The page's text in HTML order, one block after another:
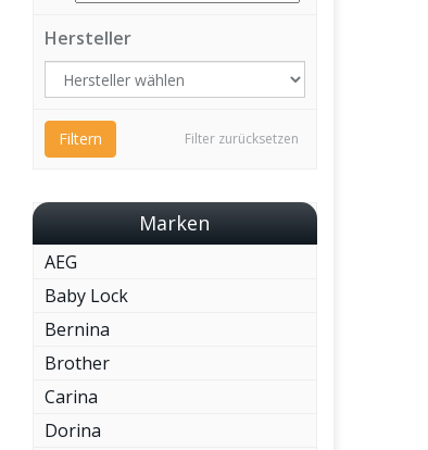
Hersteller
Filter zurücksetzen
Filtern
Marken
AEG
Baby Lock
Bernina
Brother
Carina
Dorina